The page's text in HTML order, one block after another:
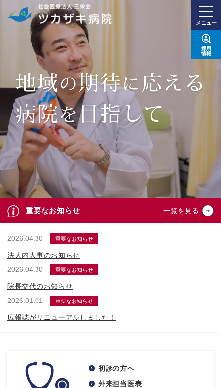
メニュー
採用
情報
重要なお知らせ 一覧を見る
2026.04.30 重要なお知らせ
法人内人事のお知らせ
2026.04.30
重要なお知らせ
院長交代のお知らせ
2026.01.01
重要なお知らせ
広報誌がリニューアルしました！
初診の方へ
外来担当医表